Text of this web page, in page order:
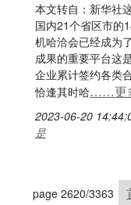
本文转自：新华社
国内21个省区市的
机哈洽会已经成为
成果的重要平台这
企业累计签约各类
恰逢其时哈……更
2023-06-20
是
page 2620/3363